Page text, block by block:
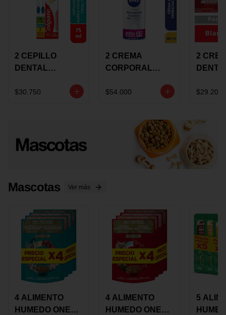
2 CEPILLO
DENTAL
+CREMA
$30.750
2 CREMA
CORPORAL
EXPRESS
OFERTA
$54.000
2
$29.200
Mascotas Ver más
4 ALIMENTO
HUMEDO ONE
4 ALIMENTO
HUMEDO ONE
5